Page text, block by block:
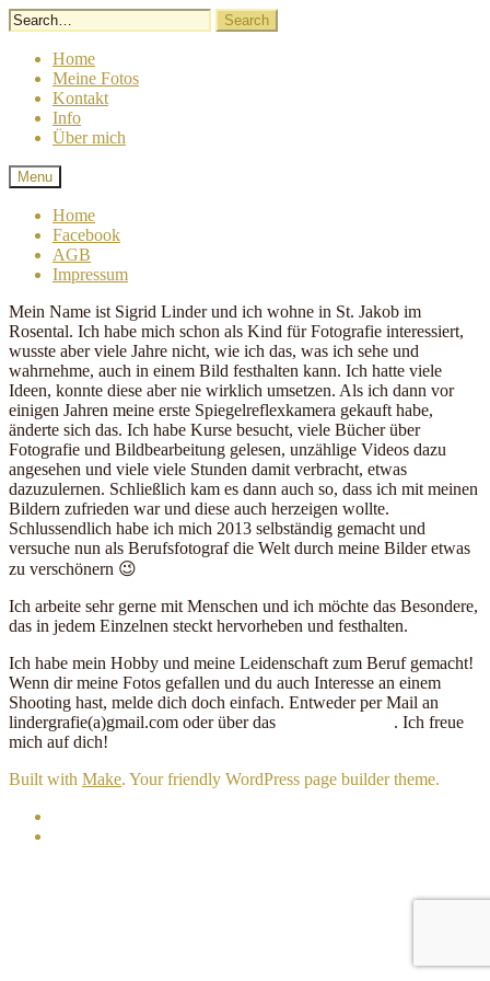
Skip
to
contentHome
Meine Fotos
Kontakt
Info
Über mich
Lindergrafie
Sigrid
Linder
Fotografie
Menu
Home
Facebook
AGB
Impressum
Mein Name ist Sigrid Linder und ich wohne in St. Jakob im
Rosental. Ich habe mich schon als Kind für Fotografie interessiert,
wusste aber viele Jahre nicht, wie ich das, was ich sehe und
wahrnehme, auch in einem Bild festhalten kann. Ich hatte viele
Ideen, konnte diese aber nie wirklich umsetzen. Als ich dann vor
einigen Jahren meine erste Spiegelreflexkamera gekauft habe,
änderte sich das. Ich habe Kurse besucht, viele Bücher über
Fotografie und Bildbearbeitung gelesen, unzählige Videos dazu
angesehen und viele viele Stunden damit verbracht, etwas
dazuzulernen. Schließlich kam es dann auch so, dass ich mit meinen
Bildern zufrieden war und diese auch herzeigen wollte.
Schlussendlich habe ich mich 2013 selbständig gemacht und
versuche nun als Berufsfotograf die Welt durch meine Bilder etwas
zu verschönern 😉
Ich arbeite sehr gerne mit Menschen und ich möchte das Besondere,
das in jedem Einzelnen steckt hervorheben und festhalten.
Ich habe mein Hobby und meine Leidenschaft zum Beruf gemacht!
Wenn dir meine Fotos gefallen und du auch Interesse an einem
Shooting hast, melde dich doch einfach. Entweder per Mail an
lindergrafie(a)gmail.com oder über das
. Ich freue
mich auf dich!
Built with Make. Your friendly WordPress page builder theme.